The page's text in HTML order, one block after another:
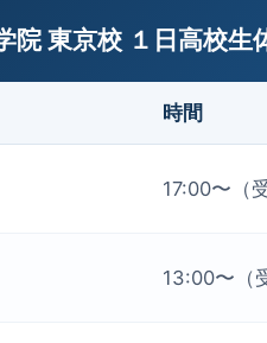
院 東京校 １日高校生
時間
17:00〜（
13:00〜（